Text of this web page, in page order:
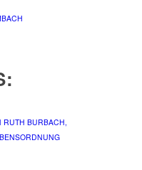
RUTH BURBACH,